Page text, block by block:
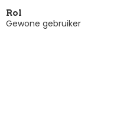
Rol
Gewone gebruiker